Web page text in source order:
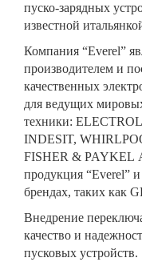
пуско-зарядных
известной
Компания “Everel”
производителем и
качественных
для ведущих
техники:
INDESIT,
FISHER & PAYKEL
продукция “Everel”
брендах, таких как
Внедрение
качество и
пусковых устройств.